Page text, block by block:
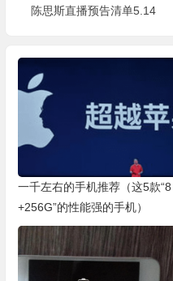
陈思斯直播预告清单5.14
一千左右的手机推荐（这5款“8
+256G”的性能强的手机）